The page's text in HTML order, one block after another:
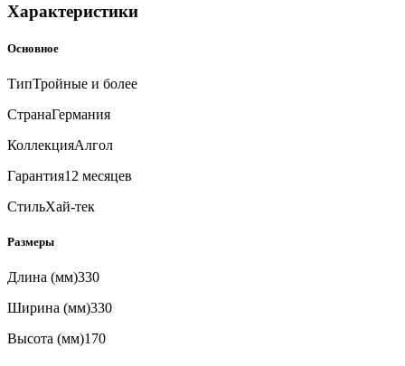
Характеристики
Основное
ТипТройные и более
СтранаГермания
КоллекцияАлгол
Гарантия12 месяцев
СтильХай-тек
Размеры
Длина (мм)330
Ширина (мм)330
Высота (мм)170